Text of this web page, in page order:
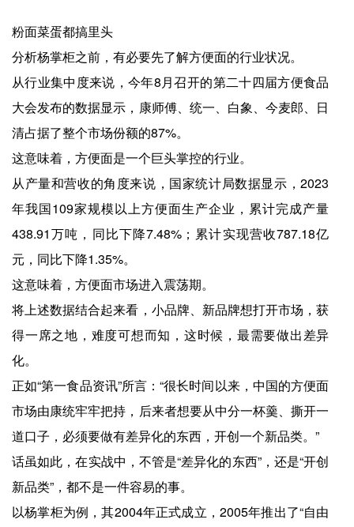
粉面菜蛋都搞里头
分析杨掌柜之前，有必要先了解方便面的行业状况。
从行业集中度来说，今年8月召开的第二十四届方便食品
大会发布的数据显示，康师傅、统一、白象、今麦郎、日
清占据了整个市场份额的87%。
这意味着，方便面是一个巨头掌控的行业。
从产量和营收的角度来说，国家统计局数据显示，2023
年我国109家规模以上方便面生产企业，累计完成产量
438.91万吨，同比下降7.48%；累计实现营收787.18亿
元，同比下降1.35%。
这意味着，方便面市场进入震荡期。
将上述数据结合起来看，小品牌、新品牌想打开市场，获
得一席之地，难度可想而知，这时候，最需要做出差异
化。
正如“第一食品资讯”所言：“很长时间以来，中国的方便面
市场由康统牢牢把持，后来者想要从中分一杯羹、撕开一
道口子，必须要做有差异化的东西，开创一个新品类。”
话虽如此，在实战中，不管是“差异化的东西”，还是“开创
新品类”，都不是一件容易的事。
以杨掌柜为例，其2004年正式成立，2005年推出了“自由